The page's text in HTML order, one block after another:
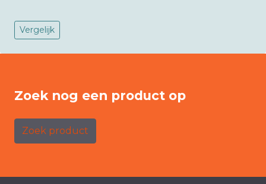
Vergelijk
Zoek nog een product op
Zoek product